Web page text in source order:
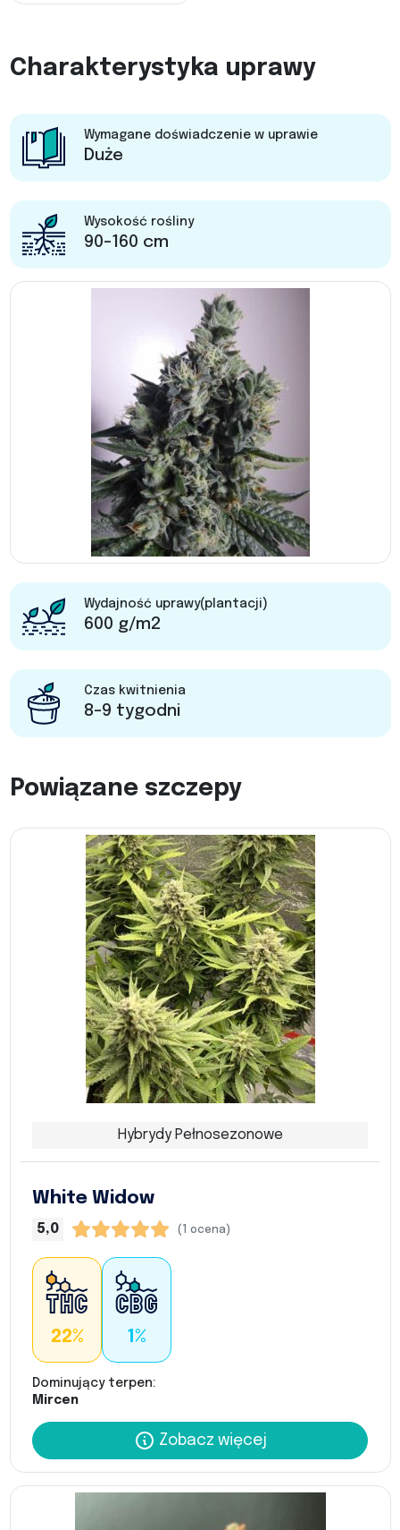
Charakterystyka uprawy
Wymagane doświadczenie w uprawie
Duże
Wysokość rośliny
90-160 cm
Wydajność uprawy(plantacji)
600 g/m2
Czas kwitnienia
8-9 tygodni
Powiązane szczepy
Hybrydy Pełnosezonowe
White Widow
5,0 (1 ocena)
22% 1%
Dominujący terpen:
Mircen
Zobacz więcej